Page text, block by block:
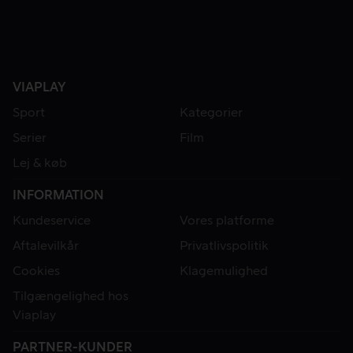
VIAPLAY
Sport
Kategorier
Serier
Film
Lej & køb
INFORMATION
Kundeservice
Vores platforme
Aftalevilkår
Privatlivspolitik
Cookies
Klagemulighed
Tilgængelighed hos
Viaplay
PARTNER-KUNDER